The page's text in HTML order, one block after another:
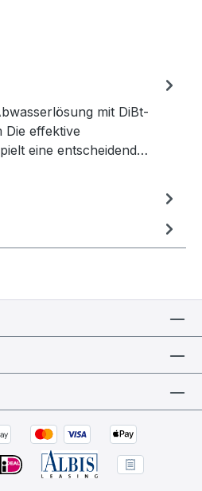
mit DiBt-
Die effektive
eine entscheidend…